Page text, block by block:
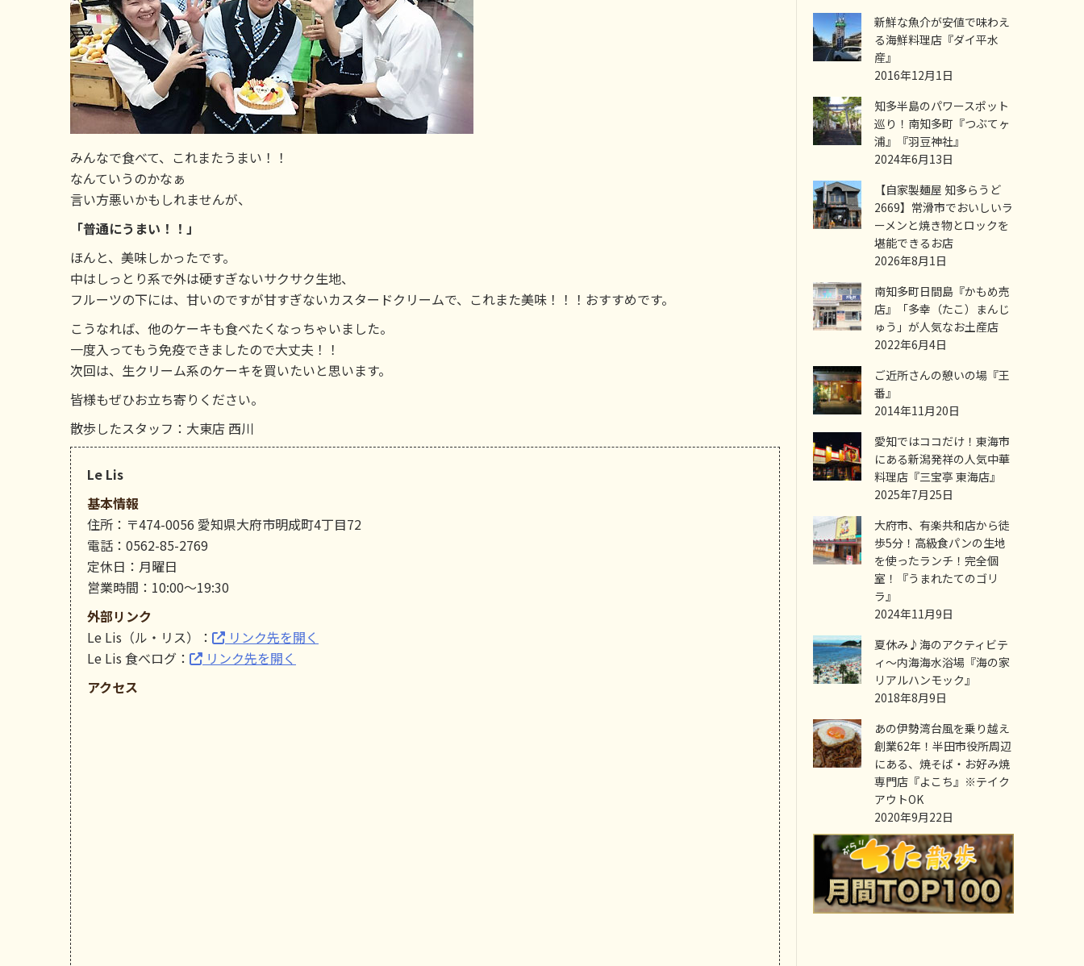
みんなで食べて、これまたうまい！！
なんていうのかなぁ
言い方悪いかもしれませんが、
「普通にうまい！！」
ほんと、美味しかったです。
中はしっとり系で外は硬すぎないサクサク生地、
フルーツの下には、甘いのですが甘すぎないカスタードクリームで、これまた美味！！！おすすめです。
こうなれば、他のケーキも食べたくなっちゃいました。
一度入ってもう免疫できましたので大丈夫！！
次回は、生クリーム系のケーキを買いたいと思います。
皆様もぜひお立ち寄りください。
散歩したスタッフ：大東店 西川
Le Lis
基本情報
住所：〒474-0056 愛知県大府市明成町4丁目72
電話：0562-85-2769
定休日：月曜日
営業時間：10:00～19:30
外部リンク
Le Lis（ル・リス）：
リンク先を開く
Le Lis 食べログ：
リンク先を開く
アクセス
新鮮な魚介が安値で味わえ
る海鮮料理店『ダイ平水
産』
2016年12月1日
知多半島のパワースポット
巡り！南知多町『つぶてヶ
浦』『羽豆神社』
2024年6月13日
【自家製麺屋 知多らうど
2669】常滑市でおいしいラ
ーメンと焼き物とロックを
堪能できるお店
2026年8月1日
南知多町日間島『かもめ売
店』「多幸（たこ）まんじ
ゅう」が人気なお土産店
2022年6月4日
ご近所さんの憩いの場『王
番』
2014年11月20日
愛知ではココだけ！東海市
にある新潟発祥の人気中華
料理店『三宝亭 東海店』
2025年7月25日
大府市、有楽共和店から徒
歩5分！高級食パンの生地
を使ったランチ！完全個
室！『うまれたてのゴリ
ラ』
2024年11月9日
夏休み♪海のアクティビテ
ィ～内海海水浴場『海の家
リアルハンモック』
2018年8月9日
あの伊勢湾台風を乗り越え
創業62年！半田市役所周辺
にある、焼そば・お好み焼
専門店『よこち』※テイク
アウトOK
2020年9月22日